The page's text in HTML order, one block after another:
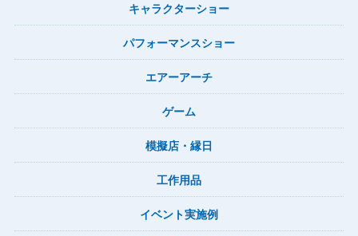
キャラクターショー
パフォーマンスショー
エアーアーチ
ゲーム
模擬店・縁日
工作用品
イベント実施例